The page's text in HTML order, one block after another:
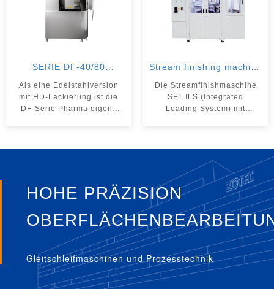
SERIE DF-40/80
PHARMA
Als eine Edelstahlversion
mit HD-Lackierung ist die
DF-Serie Pharma eigens
Stream finishing machine
SF 1 ILS
Die Streamfinishmaschine
SF1 ILS (Integrated
Loading System) mit
ermöglicht die präzise
Präparation von
Schneidkanten - perfekt für
kleine Losgrößen und
häufig wechselnde Serien.
HOHE PRÄZISION
Gleitschleifmaschinen und Prozesstechnik